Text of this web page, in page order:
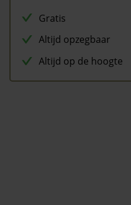
Gratis
Altijd opzegbaar
Altijd op de hoogte